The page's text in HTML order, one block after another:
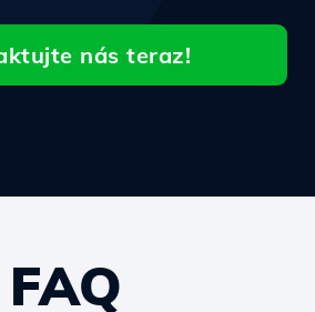
nás teraz!
FAQ